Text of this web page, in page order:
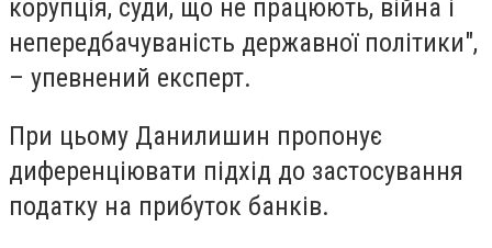
корупція, суди, що не працюють, війна і
непередбачуваність державної політики",
– упевнений експерт.
При цьому Данилишин пропонує
диференціювати підхід до застосування
податку на прибуток банків.